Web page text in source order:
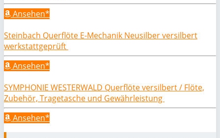
Ansehen*
Steinbach Querflöte E-Mechanik Neusilber versilbert
werkstattgeprüft
Ansehen*
SYMPHONIE WESTERWALD Querflöte versilbert / Flöte,
Zubehör, Tragetasche und Gewährleistung
Ansehen*